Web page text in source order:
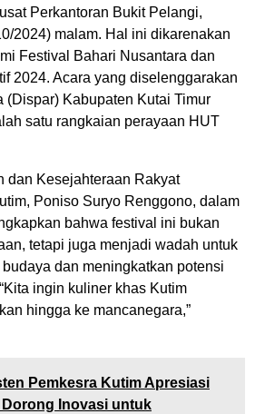
Perkantoran Bukit Pelangi,
2024) malam. Hal ini dikarenakan
Festival Bahari Nusantara dan
2024. Acara yang diselenggarakan
(Dispar) Kabupaten Kutai Timur
satu rangkaian perayaan HUT
dan Kesejahteraan Rakyat
Poniso Suryo Renggono, dalam
bahwa festival ini bukan
tetapi juga menjadi wadah untuk
dan meningkatkan potensi
ingin kuliner khas Kutim
hingga ke mancanegara,”
Pemkesra Kutim Apresiasi
Dorong Inovasi untuk